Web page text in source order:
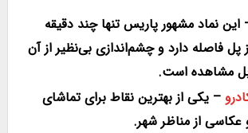
نماد مشهور پاریس تنها چند دقیقه
پل فاصله دارد و چشم‌اندازی بی‌نظیر از آن
مشاهده است.
– یکی از بهترین نقاط برای تماشای
عکاسی از مناظر شهر.